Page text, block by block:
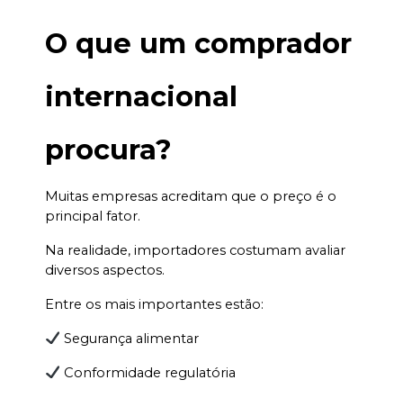
O que um comprador
internacional
procura?
Muitas empresas acreditam que o preço é o
principal fator.
Na realidade, importadores costumam avaliar
diversos aspectos.
Entre os mais importantes estão:
Segurança alimentar
Conformidade regulatória